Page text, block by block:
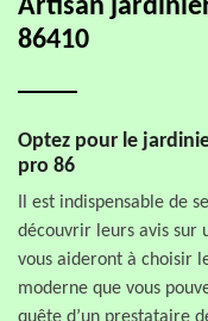
Artisan
86410
Optez pour le
pro 86
Il est indispensable de
découvrir leurs avis sur
vous aideront à choisir
moderne que vous